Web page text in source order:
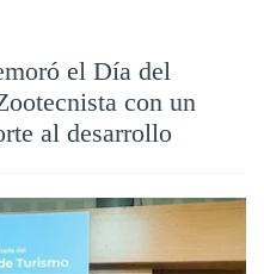
el Día del
con un
al desarrollo